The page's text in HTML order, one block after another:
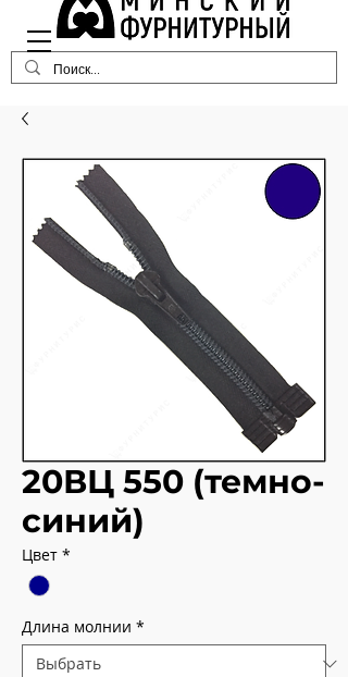
20ВЦ 550 (темно-
синий)
Цвет *
Длина молнии *